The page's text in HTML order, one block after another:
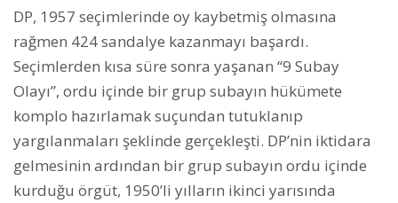
DP, 1957 seçimlerinde oy kaybetmiş olmasına
rağmen 424 sandalye kazanmayı başardı.
Seçimlerden kısa süre sonra yaşanan “9 Subay
Olayı”, ordu içinde bir grup subayın hükümete
komplo hazırlamak suçundan tutuklanıp
yargılanmaları şeklinde gerçekleşti. DP’nin iktidara
gelmesinin ardından bir grup subayın ordu içinde
kurduğu örgüt, 1950’li yılların ikinci yarısında